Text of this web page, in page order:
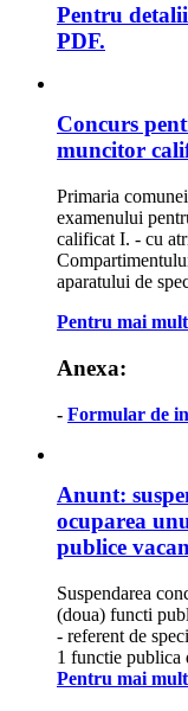
Pentru
PDF.
Concurs
muncitor
Primaria
examenului
calificat I. - cu
aparatului de
Pentru mai
Anexa:
- Formular de
Anunt:
ocuparea
publice
Suspendarea
(doua) functi
- referent de
1 functie publica
Pentru mai